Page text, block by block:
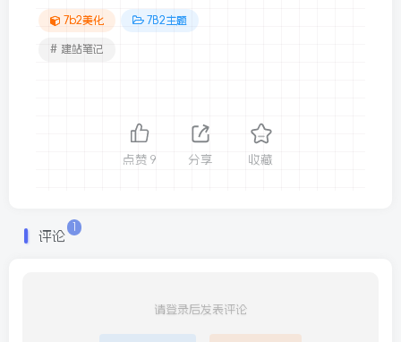
7b2美化 7B2主题
# 建站笔记
点赞 9 分享 收藏
评论
请登录后发表评论